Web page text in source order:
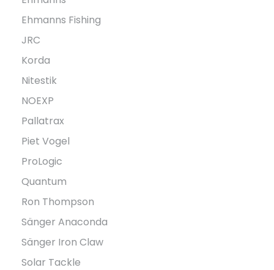
Ehmanns Fishing
JRC
Korda
Nitestik
NOEXP
Pallatrax
Piet Vogel
ProLogic
Quantum
Ron Thompson
Sänger Anaconda
Sänger Iron Claw
Solar Tackle